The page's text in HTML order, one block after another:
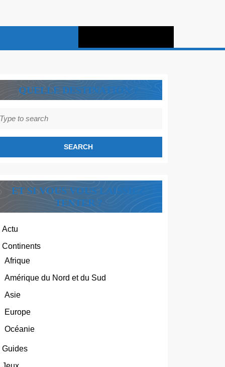
QUELLE DESTINATION ?
ET SI VOUS VOUS LAISSIEZ
TENTER ?
Actu
Continents
Afrique
Amérique du Nord et du Sud
Asie
Europe
Océanie
Guides